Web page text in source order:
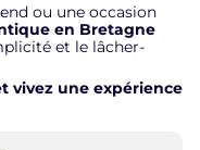
ou une occasion
en Bretagne
et le lâcher-
vivez une expérience